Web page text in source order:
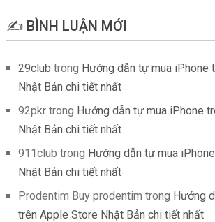
✍️ BÌNH LUẬN MỚI
29club trong Hướng dẫn tự mua iPhone
Nhật Bản chi tiết nhất
92pkrtrong Hướng dẫn tự mua iPhone
Nhật Bản chi tiết nhất
911club trong Hướng dẫn tự mua
Nhật Bản chi tiết nhất
Prodentim Buy prodentim trong Hướng
trên Apple Store Nhật Bản chi tiết nhất